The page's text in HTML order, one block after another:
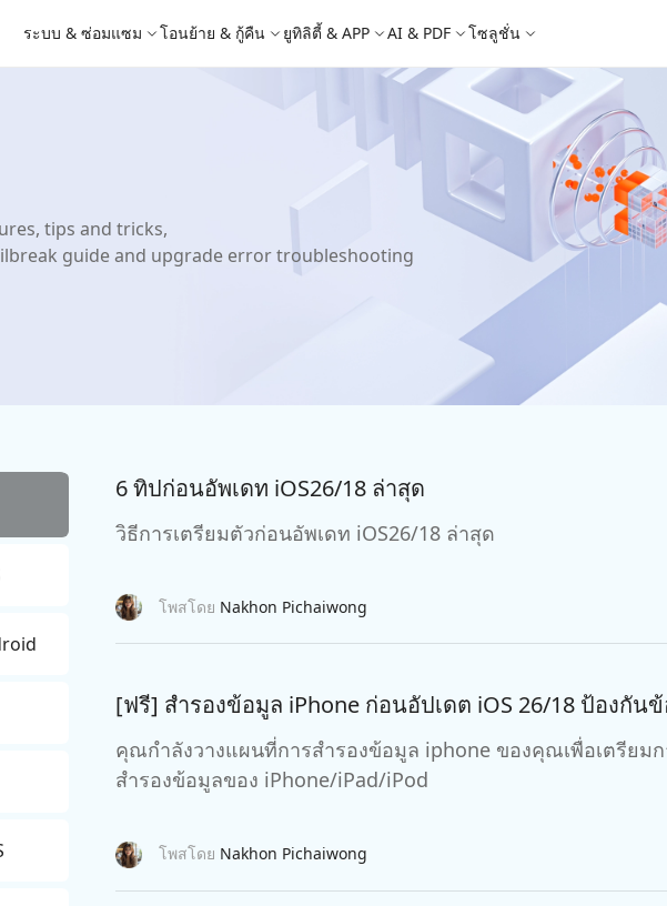
ระบบ & ซ่อมแซม
ยการ
4DDiG Windows Boot Genius 4DDiG Photo Repair
ซ่อมแซมรูปภาพที่เสียหายบน PC/Mac
4DDiG Partition Manager
เครื่องมือย้ายระบบที่ง่ายและปลอดภัย
4DDiG Video Repair
ซ่อมแซมวิดีโอที่เสียหายบน PC/Mac
โอนย้าย & กู้คืน
iOS 26
iCareFone WhatsApp
ย้าย Whatsapp ระหว่าง Android &
UltData WhatsApp
กู้คืนการแชท WhatsApp บน
ยูทิลิตี้ & APP
iOS 26
4uKey - ปลดล็อค Android
ปลดล็อค Android และ bypass FRP
Unlock Tenorshare PixPretty Phone Mirror
ซอฟต์แวร์กระจกหน้าจอ Android &
iCareFone Transfer APP
พีซี
Cleanup Pro APP
ล้างข้อมูล iPhone ด้วย AI ฟรี
AI & PDF
macOS
PDNob Image Translator
4DDiG Duplicate File Deleter
ลบไฟล์ซ้ำด้วย AI
4DDiG Mac Cleaner
New
ทำความสะอาดและเพิ่มประสิทธิภาพ
คุณด้วยคลิกเดียว
Tenorshare AI Bypass
แปลงเนื้อหา AI ให้เหมือนเขียนโดยมนุษย์
Tenorshare AI PDF
เขียนได้เร็วขึ้น ฉลาดขึ้น และดีกว่าด้วย
โซลูชั่น
iCloud Activation Lock Bypass
FRP Bypass
กู้คืนรูปภาพของ iPhone
tips and tricks,
guide and upgrade error troubleshooting
6 ทิปก่อนอัพเดท iOS26/18 ล่าสุด
วิธีการเตรียมตัวก่อนอัพเดท iOS26/18 ล่าสุด
โพสโดย Nakhon Pichaiwong
[ฟรี] สำรองข้อมูล iPhone ก่อนอัปเดต iOS 26/18 ป้องกัน
คุณกำลังวางแผนที่การสำรองข้อมูล iphone ของคุณเพื่อเตรียม
สำรองข้อมูลของ iPhone/iPad/iPod
โพสโดย Nakhon Pichaiwong